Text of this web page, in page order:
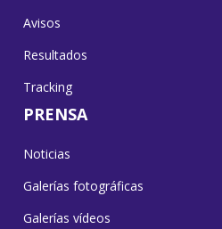
Avisos
Resultados
Tracking
PRENSA
Noticias
Galerías fotográficas
Galerías vídeos